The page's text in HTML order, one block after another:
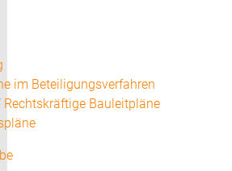
im Beteiligungsverfahren
Bauleitpläne